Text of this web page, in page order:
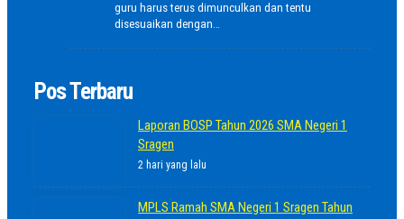
guru harus terus dimunculkan dan tentu
disesuaikan dengan…
Pos Terbaru
Laporan BOSP Tahun 2026 SMA Negeri 1
Sragen
2 hari yang lalu
MPLS Ramah SMA Negeri 1 Sragen Tahun